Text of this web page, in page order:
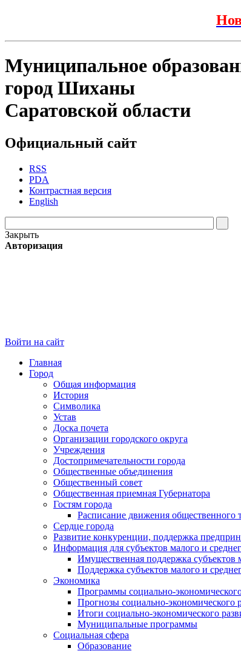
Муниципальное
город Шиханы
Саратовской области
Официальный сайт
RSS
PDA
Контрастная версия
English
Закрыть
Авторизация
Войти на сайт
Главная
Город
Общая информация
История
Символика
Устав
Доска почета
Организации городского округа
Учреждения
Достопримечательности города
Общественные объединения
Общественный совет
Общественная приемная Губернатора
Гостям города
Расписание движения общественного
Сердце города
Развитие конкуренции, поддержка
Информация для субъектов малого и
Имущественная поддержка субъектов
Поддержка субъектов малого и
Экономика
Программы социально-
Прогнозы социально-экономического
Итоги социально-экономического
Муниципальные программы
Социальная сфера
Образование